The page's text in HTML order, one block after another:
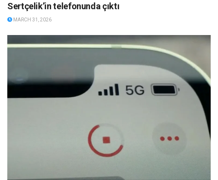
Sertçelik’in telefonunda çıktı
MARCH 31, 2026